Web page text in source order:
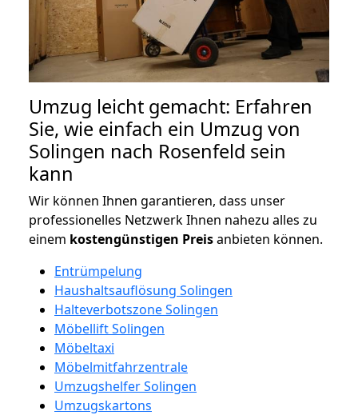
Umzug leicht gemacht: Erfahren
Sie, wie einfach ein Umzug von
Solingen nach Rosenfeld sein
kann
Wir können Ihnen garantieren, dass unser
professionelles Netzwerk Ihnen nahezu alles zu
einem kostengünstigen Preisanbieten können.
Entrümpelung
Haushaltsauflösung Solingen
Halteverbotszone Solingen
Möbellift Solingen
Möbeltaxi
Möbelmitfahrzentrale
Umzugshelfer Solingen
Umzugskartons